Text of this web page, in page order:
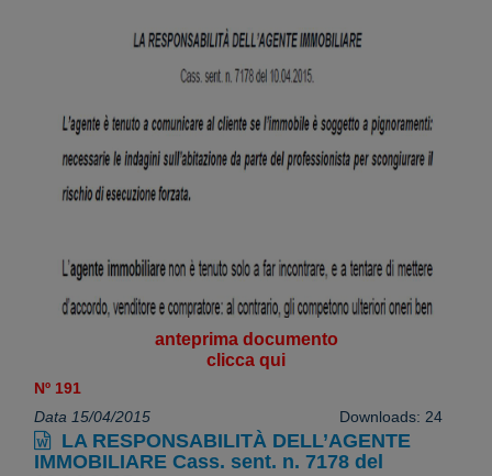
anteprima documento
clicca qui
Nº 191
Data 15/04/2015
Downloads: 24
LA RESPONSABILITÀ DELL’AGENTE
IMMOBILIARE Cass. sent. n. 7178 del